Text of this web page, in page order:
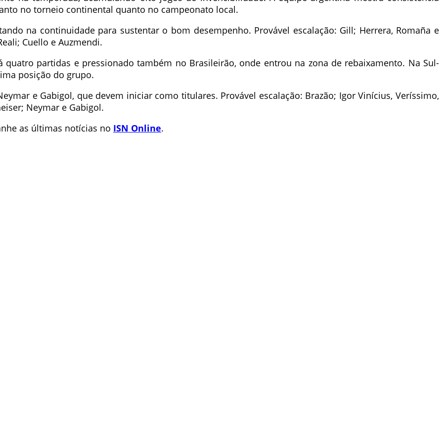
no torneio continental quanto no campeonato local.
na continuidade para sustentar o bom desempenho. Provável escalação: Gill; Herrera, Romaña e
Cuello e Auzmendi.
quatro partidas e pressionado também no Brasileirão, onde entrou na zona de rebaixamento. Na Sul-
posição do grupo.
e Gabigol, que devem iniciar como titulares. Provável escalação: Brazão; Igor Vinícius, Veríssimo,
Neymar e Gabigol.
as últimas notícias no ISN Online.